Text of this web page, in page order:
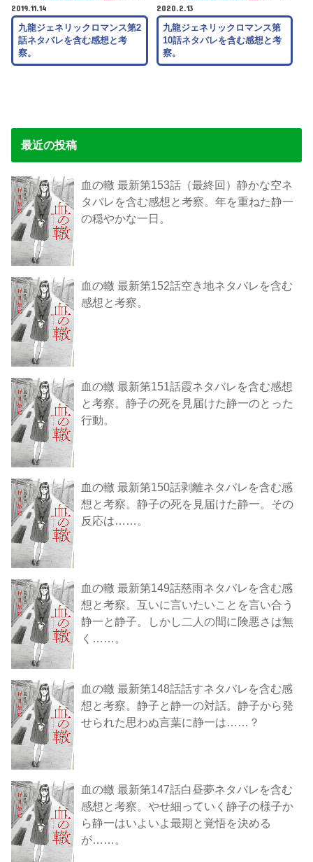
2019.11.14
九龍ジェネリックロマンス第2
話ネタバレを含む感想と考
察。
2020.2.13
九龍ジェネリックロマンス第
10話ネタバレを含む感想と考
察。
最近の投稿
血の轍 最新第153話（最終回）静かな空ネ
タバレを含む感想と考察。年を重ねた静一
の穏やかな一日。
血の轍 最新第152話空き地ネタバレを含む
感想と考察。
血の轍 最新第151話霞ネタバレを含む感想
と考察。静子の死を見届けた静一のとった
行動。
血の轍 最新第150話剥離ネタバレを含む感
想と考察。静子の死を見届けた静一。その
反応は……。
血の轍 最新第149話慈雨ネタバレを含む感
想と考察。互いに言いたいことを言い合う
静一と静子。しかし二人の間に険悪さは無
く……。
血の轍 最新第148話話すネタバレを含む感
想と考察。静子と静一の対話。静子から発
せられた思わぬ言葉に静一は……？
血の轍 最新第147話白昼夢ネタバレを含む
感想と考察。やせ細っていく静子の様子か
ら静一はいよいよ最期と覚悟を決める
が……。